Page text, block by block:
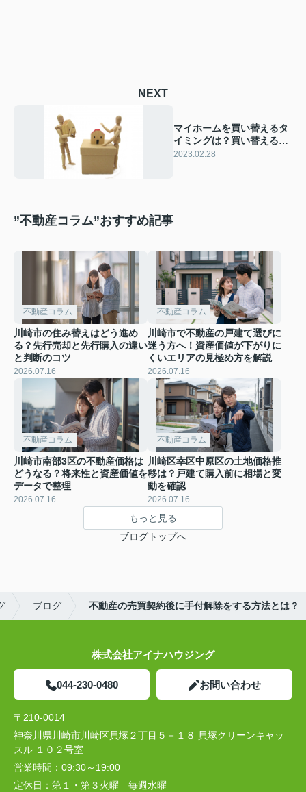
NEXT
マイホームを買い替えるタ
イミングは？買い替えるメ
リットについてご紹介
2023.02.28
”不動産コラム”おすすめ記事
不動産コラム
川崎市の住み替えはどう進め
る？先行売却と先行購入の違い
と判断のコツ
2026.07.16
不動産コラム
川崎市で不動産の戸建て選びに
迷う方へ！資産価値が下がりに
くいエリアの見極め方を解説
2026.07.16
不動産コラム
川崎市南部3区の不動産価格は
どうなる？将来性と資産価値を
データで整理
2026.07.16
不動産コラム
川崎区幸区中原区の土地価格推
移は？戸建て購入前に相場と変
動を確認
2026.07.16
もっと見る
ブログトップへ
ブログ 不動産の売買契約後に手付解除をする方法とは？
株式会社アイナハウジング
044-230-0480 お問い合わせ
〒210-0014
神奈川県川崎市川崎区貝塚２丁目５－１８ 貝塚クリーンキャッ
スル １０２号室
営業時間： 09:30～19:00
定休日： 第１・第３火曜 毎週水曜